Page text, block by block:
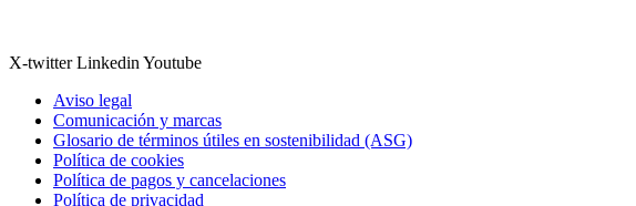
X-twitter Linkedin Youtube
Aviso legal
Comunicación y marcas
Glosario de términos útiles en sostenibilidad (ASG)
Política de cookies
Política de pagos y cancelaciones
Política de privacidad